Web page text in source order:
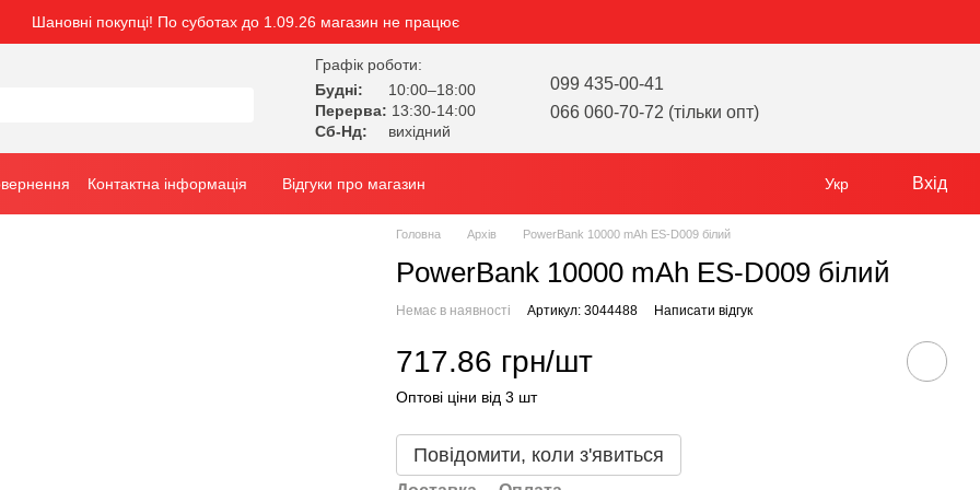
Шановні покупці! По суботах до 1.09.26 магазин не працює
Графік роботи:
Будні:
10:00–18:00
Перерва: 13:30-14:00
Сб-Нд:
вихідний
099 435-00-41
066 060-70-72 (тільки опт)
Контактна інформація Відгуки про магазин Укр Вхід
Головна Архів PowerBank 10000 mAh ES-D009 білий
PowerBank 10000 mAh ES-D009 білий
Немає в наявності Артикул: 3044488 Написати відгук
717.86 грн/шт
Оптові ціни від 3 шт
Повідомити, коли з'явиться